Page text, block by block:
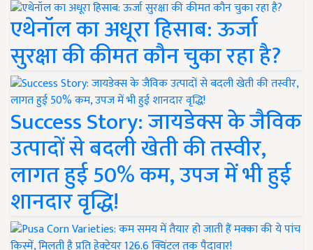
एथेनॉल का अधूरा हिसाब: ऊर्जा
सुरक्षा की कीमत कौन चुका रहा है?
Success Story: जायडेक्स के जैविक
उत्पादों से बदली खेती की तस्वीर,
लागत हुई 50% कम, उपज में भी हुई
शानदार वृद्धि!